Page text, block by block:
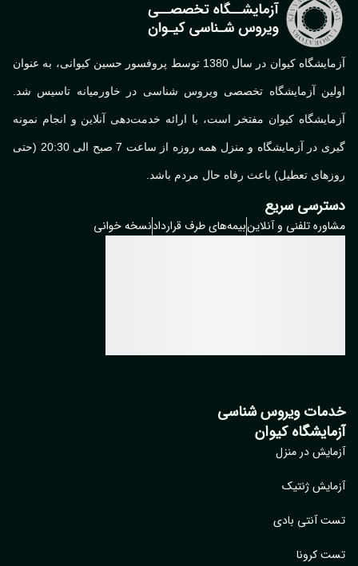
آزمایشگاه کیوان در سال 1380 توسط پروفسور حسین کیوانی، به عنوان
اولین آزمایشگاه تخصصی ویروس شناسی در خاورمیانه تاسیس شد.
آزمایشگاه کیوان مفتخر است، با ارائه خدمت‌دهی آنلاین و انجام نمونه
گیری در آزمایشگاه و منزل همه روزه از ساعت 7 صبح الی 20:30 (حتی
روزهای تعطیل) باعث رفاه حال مردم باشد.
دسترسی سریع
مشاوره تلفنی و آنلاینبیمه‌های طرف قراردادنسخه خوانی
خدمات ویروس شناسی
آزمایشگاه کیوان
آزمایش در منزل
آزمایش ژنتیک
تست آنتی بادی
تست کرونا